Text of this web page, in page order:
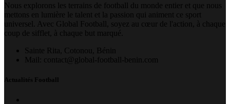
Nous explorons les terrains de football du monde entier et que nous
mettons en lumière le talent et la passion qui animent ce sport
universel. Avec Global Football, soyez au cœur de l'action, à chaque
coup de sifflet, à chaque but marqué.
Sainte Rita, Cotonou, Bénin
Mail: contact@global-football-benin.com
Actualités Football